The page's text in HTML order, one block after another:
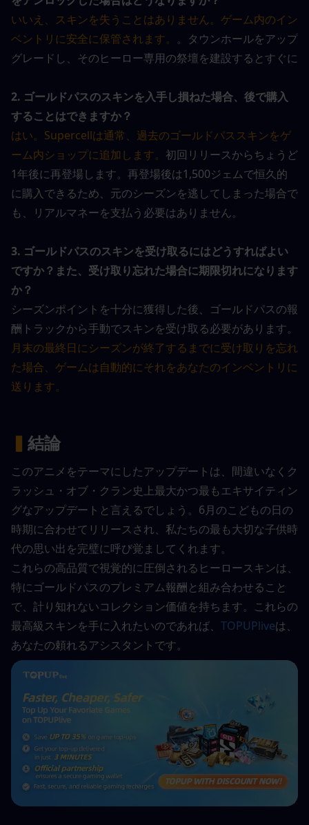
いいえ、スキンを失うことはありません。ゲーム内のイン
ベントリに安全に保管されます。 。タウンホールをアップ
グレードし、そのヒーロー専用の祭壇を建設するとすぐに
2. ゴールドパスのスキンを入手し損ねた場合、後で購入
することはできますか？
はい。Supercellは通常、過去のゴールドパススキンをゲ
ーム内ショップに追加します。 初回リリースからちょうど
1年後に再登場します。再登場後は1,500ジェムで恒久的
に購入できるため、元のシーズンを逃してしまった場合で
も、リアルマネーを支払う必要はありません。
3. ゴールドパスのスキンを受け取るにはどうすればよい
ですか？また、受け取り忘れた場合に期限切れになります
か？
シーズンポイントを十分に獲得した後、ゴールドパスの報
酬トラックから手動でスキンを受け取る必要があります。
月末の最終日にシーズンが終了するまでに受け取りを忘れ
た場合、ゲームは自動的にそれをあなたのインベントリに
送ります。
▍ 結論
このアニメをテーマにしたアップデートは、間違いなくク
ラッシュ・オブ・クラン史上最大かつ最もエキサイティン
グなアップデートと言えるでしょう。6月のこどもの日の
時期に合わせてリリースされ、私たちの最も大切な子供時
代の思い出を完璧に呼び覚ましてくれます。
これらの高品質で視覚的に圧倒されるヒーロースキンは、
特にゴールドパスのプレミアム報酬と組み合わせること
で、計り知れないコレクション価値を持ちます。これらの
最高級スキンを手に入れたいのであれば、 TOPUPliveは、
あなたの頼れるアシスタントです。